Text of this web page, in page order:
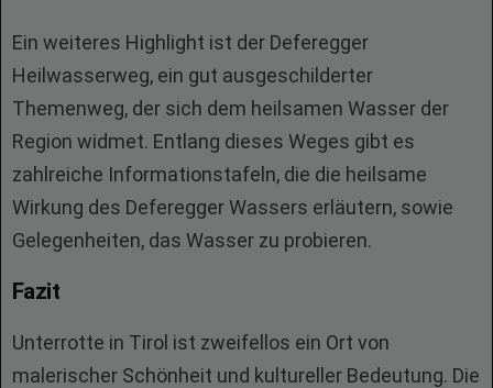
Ein weiteres Highlight ist der Deferegger
Heilwasserweg, ein gut ausgeschilderter
Themenweg, der sich dem heilsamen Wasser der
Region widmet. Entlang dieses Weges gibt es
zahlreiche Informationstafeln, die die heilsame
Wirkung des Deferegger Wassers erläutern, sowie
Gelegenheiten, das Wasser zu probieren.
Fazit
Unterrotte in Tirol ist zweifellos ein Ort von
malerischer Schönheit und kultureller Bedeutung. Die